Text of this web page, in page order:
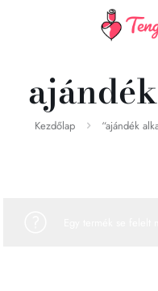
Kezdőlap “ajándék